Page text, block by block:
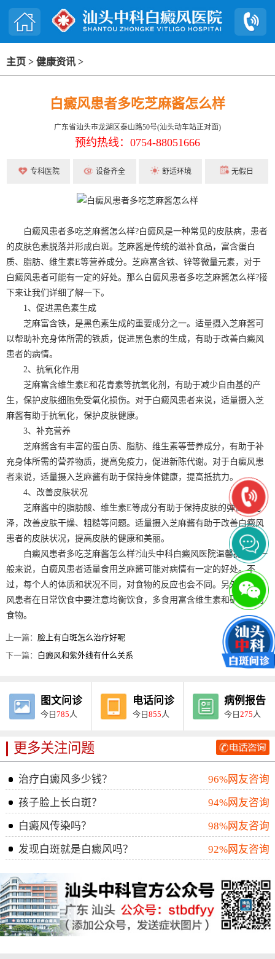
主页 > 健康资讯 >
白癜风患者多吃芝麻酱怎么样
广东省汕头市龙湖区泰山路50号(汕头动车站正对面)
预约热线：0754-88051666
专科医院 设备齐全 舒适环境 无假日
白癜风患者多吃芝麻酱怎么样?白癜风是一种常见的皮肤病，患者
的皮肤色素脱落并形成白斑。芝麻酱是传统的滋补食品，富含蛋白
质、脂肪、维生素E等营养成分。芝麻富含铁、锌等微量元素，对于
白癜风患者可能有一定的好处。那么白癜风患者多吃芝麻酱怎么样?接
下来让我们详细了解一下。
1、促进黑色素生成
芝麻富含铁，是黑色素生成的重要成分之一。适量摄入芝麻酱可
以帮助补充身体所需的铁质，促进黑色素的生成，有助于改善白癜风
患者的病情。
2、抗氧化作用
芝麻富含维生素E和花青素等抗氧化剂，有助于减少自由基的产
生，保护皮肤细胞免受氧化损伤。对于白癜风患者来说，适量摄入芝
麻酱有助于抗氧化，保护皮肤健康。
3、补充营养
芝麻酱含有丰富的蛋白质、脂肪、维生素等营养成分，有助于补
充身体所需的营养物质，提高免疫力，促进新陈代谢。对于白癜风患
者来说，适量摄入芝麻酱有助于保持身体健康，提高抵抗力。
4、改善皮肤状况
芝麻酱中的脂肪酸、维生素E等成分有助于保持皮肤的弹性和光
泽，改善皮肤干燥、粗糙等问题。适量摄入芝麻酱有助于改善白癜风
患者的皮肤状况，提高皮肤的健康和美丽。
白癜风患者多吃芝麻酱怎么样?汕头中科白癜风医院温馨提醒：一
般来说，白癜风患者适量食用芝麻酱可能对病情有一定的好处。不
过，每个人的体质和状况不同，对食物的反应也会不同。另外，白癜
风患者在日常饮食中要注意均衡饮食，多食用富含维生素和矿物质的
食物。
上一篇：脸上有白斑怎么治疗好呢
下一篇： 白癜风和紫外线有什么关系
图文问诊
今日785 人
电话问诊
今日855 人
病例报告
今日275 人
更多关注问题
治疗白癜风多少钱？
96%网友咨询
孩子脸上长白斑？
94%网友咨询
白癜风传染吗？
98%网友咨询
发现白斑就是白癜风吗？
92%网友咨询